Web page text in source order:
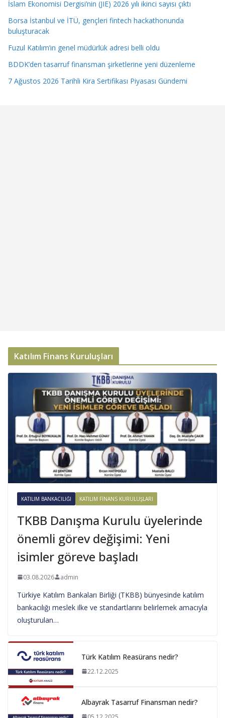
İslam Ekonomisi Dergisi’nin (JIE) 2026 yılı ikinci sayısı çıktı
Borsa İstanbul ve İTÜ, gençleri fintech hackathonunda
buluşturacak
Fuzul Katılım’ın genel müdürlük adresi belli oldu
BDDK’den tasarruf finansman şirketlerine yeni düzenleme
7 Ağustos 2026 Tarihli Kira Sertifikası Piyasası Gündemi
Katılım Finans Kuruluşları
KATILIM BANKACILIĞI KATILIM FINANS KURULUŞLARI
TKBB Danışma Kurulu üyelerinde
önemli görev değişimi: Yeni
isimler göreve başladı
03.08.2026 admin
Türkiye Katılım Bankaları Birliği (TKBB) bünyesinde katılım
bankacılığı meslek ilke ve standartlarını belirlemek amacıyla
oluşturulan…
Türk Katılım Reasürans nedir?
22.12.2025
Albayrak Tasarruf Finansman nedir?